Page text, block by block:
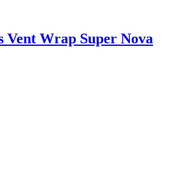
Vent Wrap Super Nova